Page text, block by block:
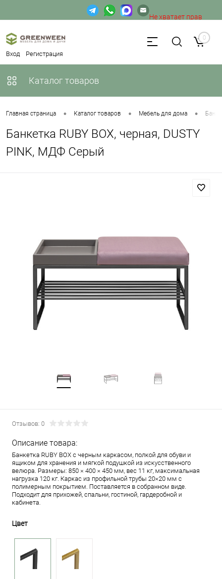
Вход Регистрация
Не хватает прав
доступа к веб-форме. 0
Каталог товаров
Главная страница • Каталог товаров • Мебель для дома •
Банкетка RUBY BOX, черная, DUSTY
PINK, МДФ Серый
Отзывов: 0
Описание товара:
Банкетка RUBY BOX с черным каркасом, полкой для обуви и
ящиком для хранения и мягкой подушкой из искусственного
велюра. Размеры: 850 × 400 × 450 мм, вес 11 кг, максимальная
нагрузка 120 кг. Каркас из профильной трубы 20×20 мм с
полимерным покрытием. Поставляется в собранном виде.
Подходит для прихожей, спальни, гостиной, гардеробной и
кабинета.
Цвет